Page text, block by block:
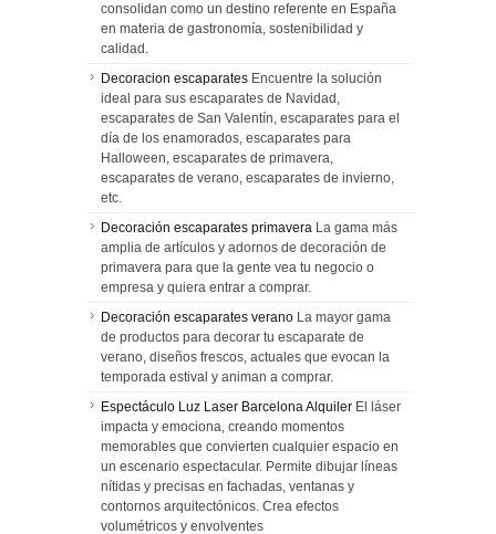
consolidan como un destino referente en España
en materia de gastronomía, sostenibilidad y
calidad.
Decoracion escaparates Encuentre la solución
ideal para sus escaparates de Navidad,
escaparates de San Valentín, escaparates para el
día de los enamorados, escaparates para
Halloween, escaparates de primavera,
escaparates de verano, escaparates de invierno,
etc.
Decoración escaparates primavera La gama más
amplia de artículos y adornos de decoración de
primavera para que la gente vea tu negocio o
empresa y quiera entrar a comprar.
Decoración escaparates verano La mayor gama
de productos para decorar tu escaparate de
verano, diseños frescos, actuales que evocan la
temporada estival y animan a comprar.
Espectáculo Luz Laser Barcelona Alquiler El láser
impacta y emociona, creando momentos
memorables que convierten cualquier espacio en
un escenario espectacular. Permite dibujar líneas
nítidas y precisas en fachadas, ventanas y
contornos arquitectónicos. Crea efectos
volumétricos y envolventes